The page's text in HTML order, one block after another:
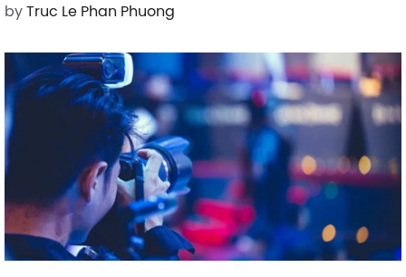
byTruc Le Phan Phuong